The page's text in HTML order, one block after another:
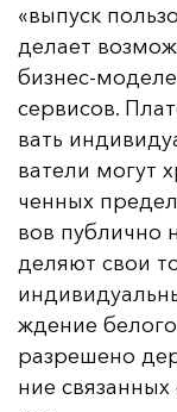
«вы­пуск
де­ла­ет
биз­нес-
сер­ви­сов.
вать
ва­те­ли мо­гут
чен­ных
вов пуб­лич­но
де­ля­ют свои
жде­ние
раз­ре­ше­но
ние